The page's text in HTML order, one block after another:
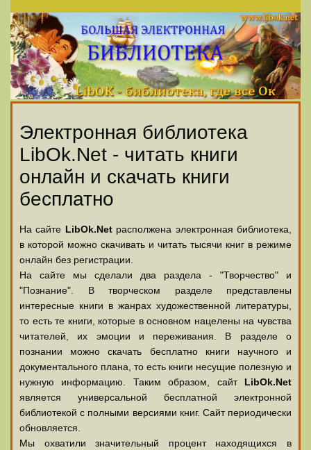
Электронная библиотека
LibOk.Net - читать книги
онлайн и скачать книги
бесплатно
На сайте LibOk.Netрасполжена электронная библиотека,
в которой можно скачивать и читать тысячи книг в режиме
онлайн без регистрации.
На сайте мы сделали два раздела - "Творчество" и
"Познание". В творческом разделе представлены
интересные книги в жанрах художественной литературы,
то есть те книги, которые в основном нацелены на чувства
читателей, их эмоции и переживания. В разделе о
познании можно скачать бесплатно книги научного и
документального плана, то есть книги несущие полезную и
нужную информацию. Таким образом, сайт LibOk.Net
является универсальной бесплатной электронной
библиотекой с полными версиями книг. Сайт периодически
обновляется.
Мы охватили значительный процент находящихся в